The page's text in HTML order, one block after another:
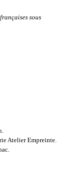
sous
Atelier Empreinte.